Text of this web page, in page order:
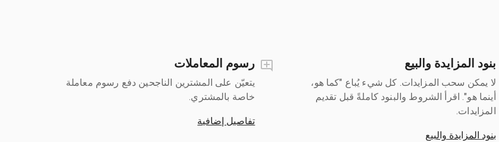
بنود المزايدة والبيع
لا يمكن سحب المزايدات. كل شيء يُباع "كما هو،
أينما هو". اقرأ الشروط والبنود كاملةً قبل تقديم
المزايدات.
بنود المزايدة والبيع
رسوم المعاملات
يتعيّن على المشترين الناجحين دفع رسوم معاملة
خاصة بالمشتري.
تفاصيل إضافية